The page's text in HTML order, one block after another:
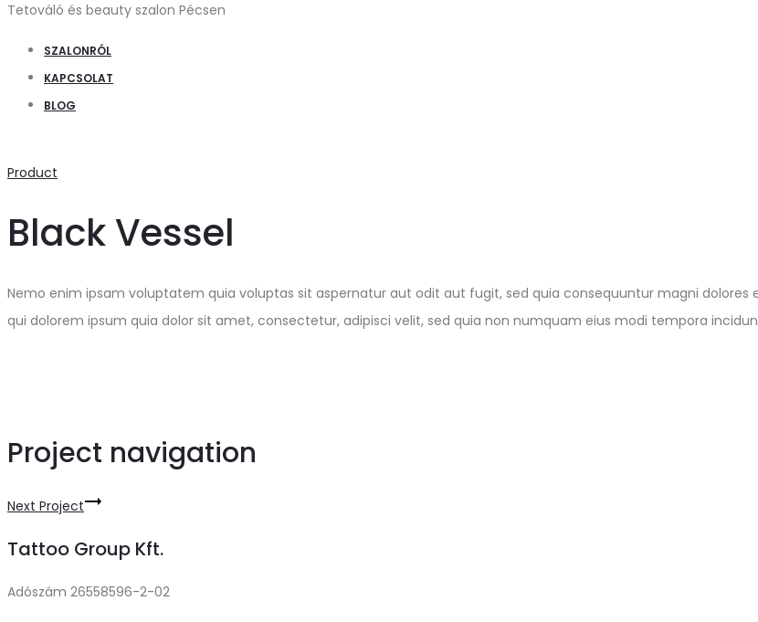
Tetováló és beauty szalon Pécsen
SZALONRÓL
KAPCSOLAT
BLOG
Product
Black Vessel
Nemo enim ipsam voluptatem quia voluptas sit aspernatur aut odit aut fugit, sed quia consequuntur magni
qui dolorem ipsum quia dolor sit amet, consectetur, adipisci velit, sed quia non numquam eius modi tempora
Project navigation
Next Project
Tattoo Group Kft.
Adószám 26558596-2-02